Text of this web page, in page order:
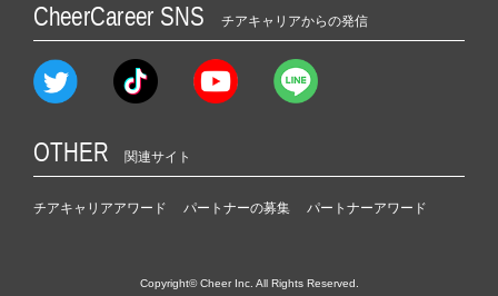
CheerCareer SNS チアキャリアからの発信
OTHER 関連サイト
チアキャリアアワード パートナーの募集 パートナーアワード
Copyright© Cheer Inc. All Rights Reserved.